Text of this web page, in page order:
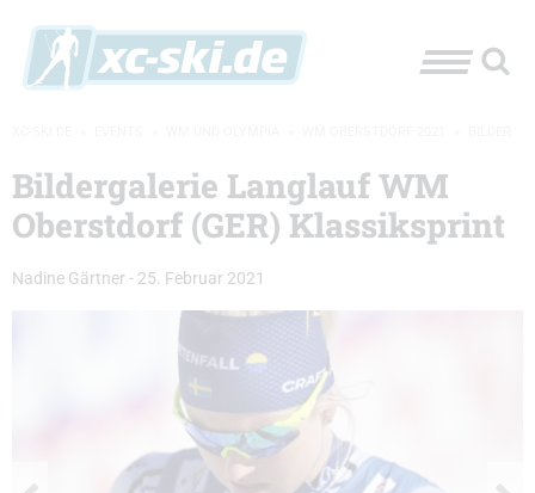
Bildergalerie Langlauf WM
Oberstdorf (GER) Klassiksprint
Nadine Gärtner - 25. Februar 2021